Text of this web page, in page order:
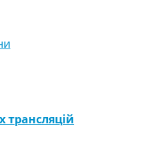
трансляцій